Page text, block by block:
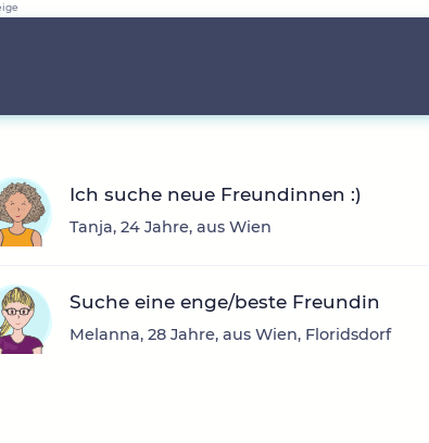
Ich suche neue Freundinnen :)
Tanja, 24 Jahre, aus Wien
Suche eine enge/beste Freundin
Melanna, 28 Jahre, aus Wien, Floridsdorf